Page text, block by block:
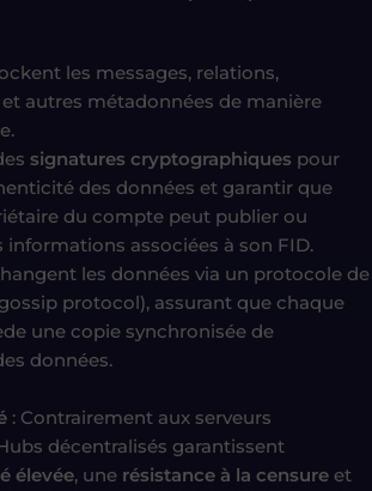
les messages, relations,
autres métadonnées de manière
signatures cryptographiques pour
des données et garantir que
du compte peut publier ou
informations associées à son FID.
les données via un protocole de
protocol), assurant que chaque
une copie synchronisée de
données.
: Contrairement aux serveurs
décentralisés garantissent
élevée, une résistance à la censure et